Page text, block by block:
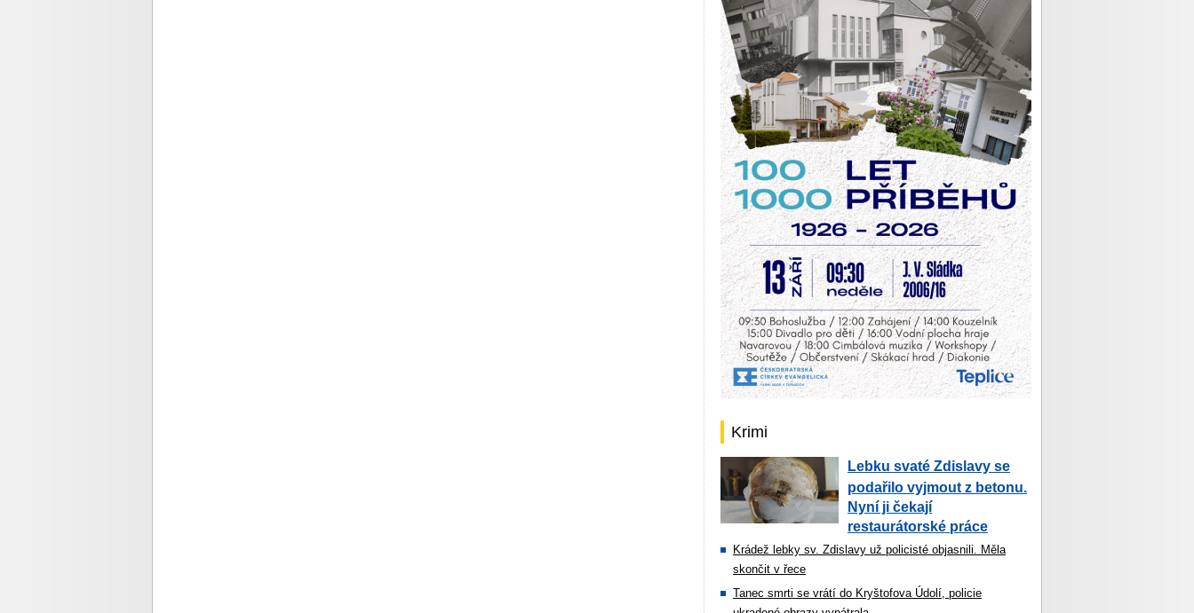
Krimi
Lebku svaté Zdislavy se
podařilo vyjmout z betonu.
Nyní ji čekají
restaurátorské práce
Krádež lebky sv. Zdislavy už policisté objasnili. Měla
skončit v řece
Tanec smrti se vrátí do Kryštofova Údolí, policie